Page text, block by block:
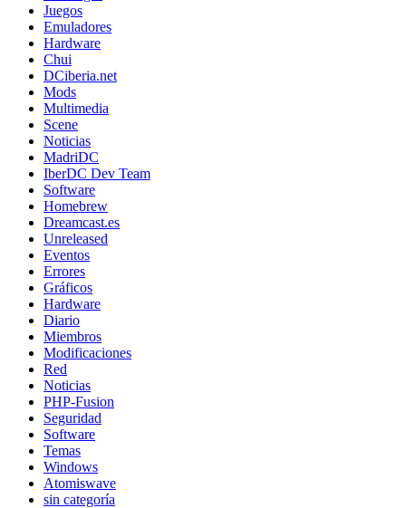
Juegos
Emuladores
Hardware
Chui
DCiberia.net
Mods
Multimedia
Scene
Noticias
MadriDC
IberDC Dev Team
Software
Homebrew
Dreamcast.es
Unreleased
Eventos
Errores
Gráficos
Hardware
Diario
Miembros
Modificaciones
Red
Noticias
PHP-Fusion
Seguridad
Software
Temas
Windows
Atomiswave
sin categoría